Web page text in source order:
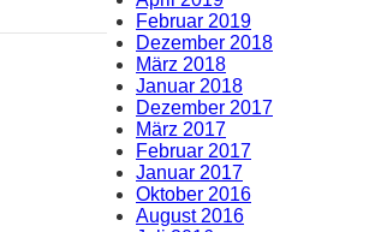
Februar 2019
Dezember 2018
März 2018
Januar 2018
Dezember 2017
März 2017
Februar 2017
Januar 2017
Oktober 2016
August 2016